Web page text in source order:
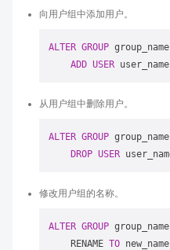
向用户组中添加用户。
ALTER GROUP group_name
ADD USER
从用户组中删除用户。
ALTER GROUP group_name
DROP USER
修改用户组的名称。
ALTER GROUP group_name
    RENAME
TO